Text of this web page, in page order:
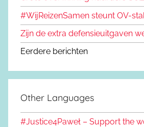
#WijReizenSamen steunt OV-
Zijn de extra defensieuitgaven
Eerdere berichten
Other Languages
#Justice4Paweł – Support the